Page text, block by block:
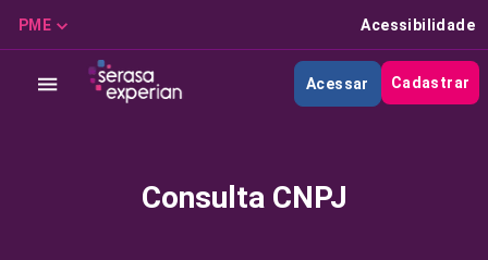
PME Acessibilidade
Acessar Cadastrar
Consulta CNPJ